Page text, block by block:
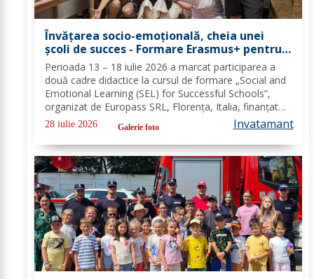
Învățarea socio-emoțională, cheia unei
școli de succes - Formare Erasmus+ pentru
două cadre didactice de la Școala
Gimnazială „Spiru Haret” Dorohoi - FOTO
Perioada 13 – 18 iulie 2026 a marcat participarea a
două cadre didactice la cursul de formare „Social and
Emotional Learning (SEL) for Successful Schools”,
organizat de Europass SRL, Florența, Italia, finanțat
prin programul de Acreditare Erasmus +, domeniul
educație școlară număr de referință...
28 iulie 2026 Galerie foto Invatamant